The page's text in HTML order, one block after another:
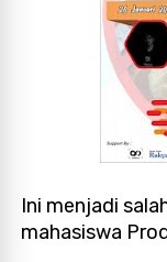
Ini menjadi
mahasiswa